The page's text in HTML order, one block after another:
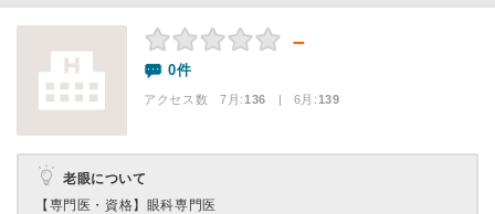
－
0件
アクセス数 7月:136 | 6月:139
老眼について
【専門医・資格】 眼科専門医